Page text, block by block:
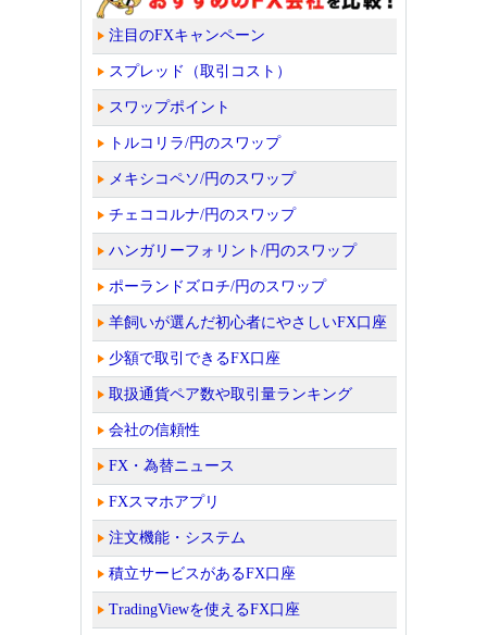
注目のFXキャンペーン
スプレッド（取引コスト）
スワップポイント
トルコリラ/円のスワップ
メキシコペソ/円のスワップ
チェココルナ/円のスワップ
ハンガリーフォリント/円のスワップ
ポーランドズロチ/円のスワップ
羊飼いが選んだ初心者にやさしいFX口座
少額で取引できるFX口座
取扱通貨ペア数や取引量ランキング
会社の信頼性
FX・為替ニュース
FXスマホアプリ
注文機能・システム
積立サービスがあるFX口座
TradingViewを使えるFX口座